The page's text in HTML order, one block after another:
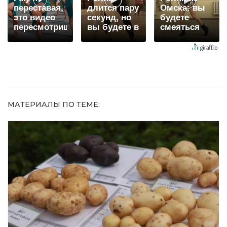
переставая,
это видео
пересмотришь
не раз
длится пару
секунд, но
вы будете в
шоке от
Омска: вы
будете
смеяться
долго
МАТЕРИАЛЫ ПО ТЕМЕ: